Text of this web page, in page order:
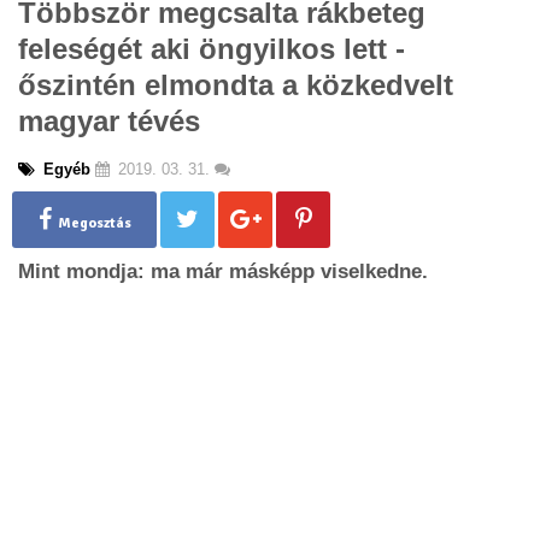
Többször megcsalta rákbeteg
feleségét aki öngyilkos lett -
őszintén elmondta a közkedvelt
magyar tévés
Egyéb 2019. 03. 31.
Megosztás
Mint mondja: ma már másképp viselkedne.